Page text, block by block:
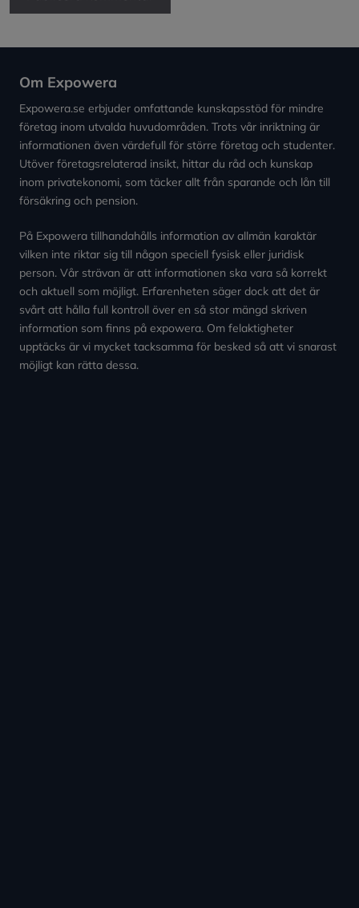
Om Expowera
Expowera.se erbjuder omfattande kunskapsstöd för mindre
företag inom utvalda huvudområden. Trots vår inriktning är
informationen även värdefull för större företag och studenter.
Utöver företagsrelaterad insikt, hittar du råd och kunskap
inom privatekonomi, som täcker allt från sparande och lån till
försäkring och pension.
På Expowera tillhandahålls information av allmän karaktär
vilken inte riktar sig till någon speciell fysisk eller juridisk
person. Vår strävan är att informationen ska vara så korrekt
och aktuell som möjligt. Erfarenheten säger dock att det är
svårt att hålla full kontroll över en så stor mängd skriven
information som finns på expowera. Om felaktigheter
upptäcks är vi mycket tacksamma för besked så att vi snarast
möjligt kan rätta dessa.